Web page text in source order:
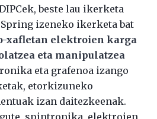
beste lau ikerketa
izeneko ikerketa bat
xafletan elektroien karga
eta manipulatzea
eta grafenoa izango
etorkizuneko
izan daitezkeenak.
spintronika, elektroien